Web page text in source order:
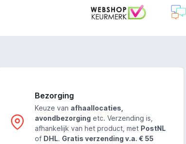
Bezorging
Keuze van afhaallocaties,
avondbezorgingetc. Verzending is,
afhankelijk van het product, met PostNL
of DHL. Gratis verzending v.a. € 55